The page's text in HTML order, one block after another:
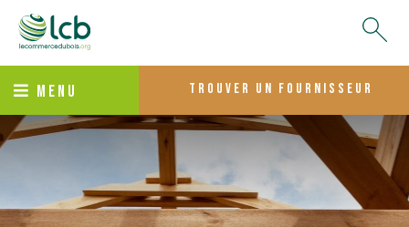
MENU trouver un fournisseur